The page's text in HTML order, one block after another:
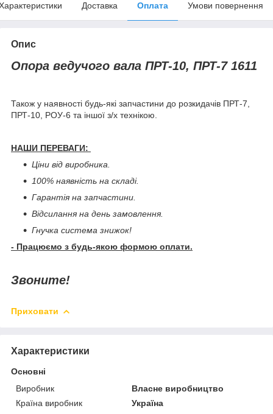
Доставка Оплата Умови повернення
Опис
Опора ведучого вала ПРТ-10, ПРТ-7 1611
Також у наявності будь-які запчастини до розкидачів ПРТ-7,
ПРТ-10, РОУ-6 та іншої з/х технікою.
НАШИ ПЕРЕВАГИ:
Ціни від виробника.
100% наявність на складі.
Гарантія на запчастини.
Відсилання на день замовлення.
Гнучка система знижок!
- Працюємо з будь-якою формою оплати.
Звоните!
Приховати
Характеристики
Основні
Виробник
Власне виробництво
Країна виробник
Україна